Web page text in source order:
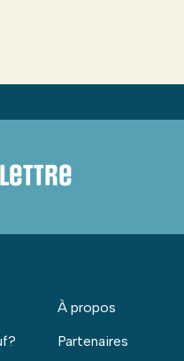
À propos
Partenaires